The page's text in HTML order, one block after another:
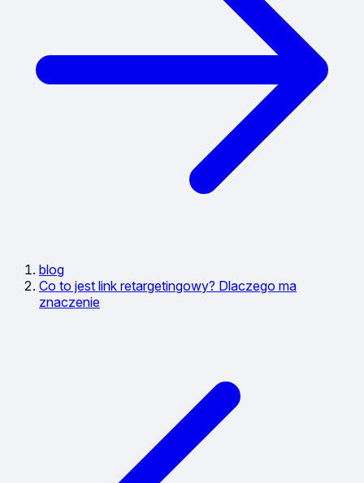
blog
Co to jest link retargetingowy? Dlaczego ma
znaczenie